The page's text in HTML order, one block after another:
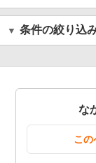
条件の絞り込
な
この